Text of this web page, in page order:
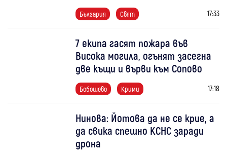
България Свят 17:33
7 екипа гасят пожара във
Висока могила, огънят засегна
две къщи и върви към Сопово
Бобошево Крими 17:18
Нинова: Йотова да не се крие, а
да свика спешно КСНС заради
дрона